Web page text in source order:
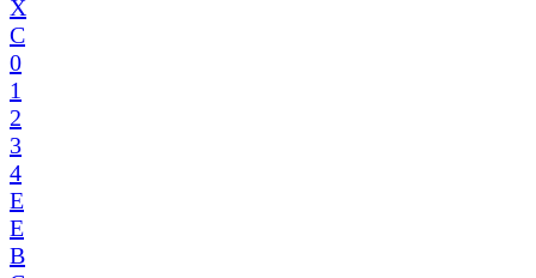
X
C
0
1
2
3
4
E
E
B